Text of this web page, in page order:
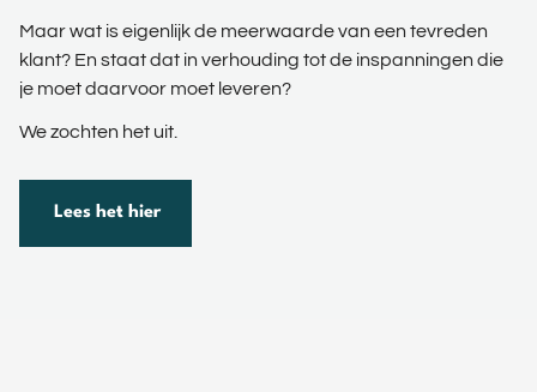
Maar wat is eigenlijk de meerwaarde van een tevreden
klant? En staat dat in verhouding tot de inspanningen die
je moet daarvoor moet leveren?
We zochten het uit.
Lees het hier